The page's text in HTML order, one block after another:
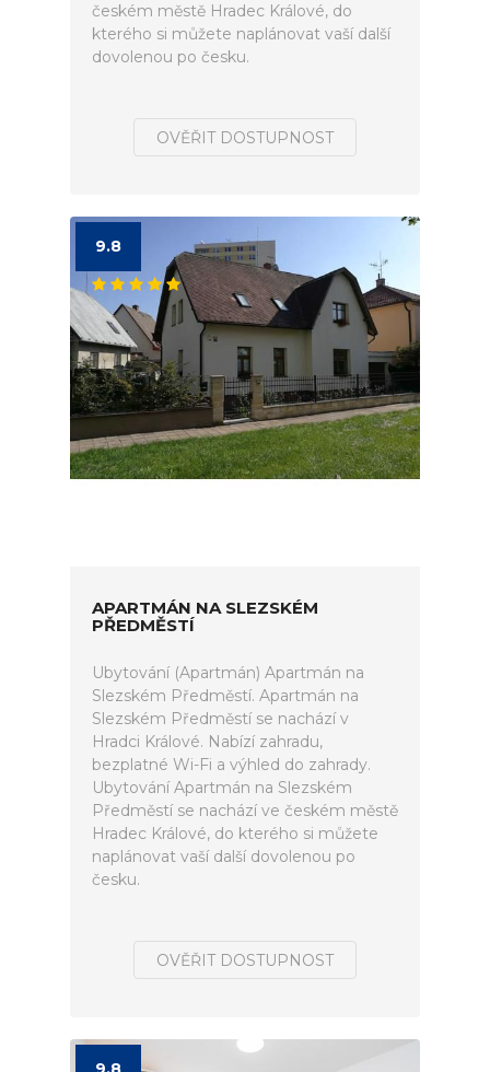
českém městě Hradec Králové, do
kterého si můžete naplánovat vaší další
dovolenou po česku.
OVĚŘIT DOSTUPNOST
9.8
APARTMÁN NA SLEZSKÉM
PŘEDMĚSTÍ
Ubytování (Apartmán) Apartmán na
Slezském Předměstí. Apartmán na
Slezském Předměstí se nachází v
Hradci Králové. Nabízí zahradu,
bezplatné Wi-Fi a výhled do zahrady.
Ubytování Apartmán na Slezském
Předměstí se nachází ve českém městě
Hradec Králové, do kterého si můžete
naplánovat vaší další dovolenou po
česku.
OVĚŘIT DOSTUPNOST